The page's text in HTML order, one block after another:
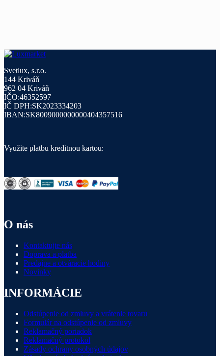
Svetlux, s.r.o.
144 Kriváň
962 04 Kriváň
IČO:46352597
IČ DPH:SK2023334203
IBAN:SK8009000000000404357516
Využite platbu kreditnou kartou:
O nás
Kontaktujte nás
Doprava a platba
Predajne a otváracie hodiny
Novinky
INFORMÁCIE
Odstúpenie od zmluvy a vrátenie tovaru
Formulár na odstúpenie od zmluvy
Reklamačný poriadok
Reklamačný protokol
Zásady ochrany osobných údajov